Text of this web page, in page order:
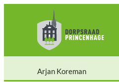
inhoud
Arjan Koreman